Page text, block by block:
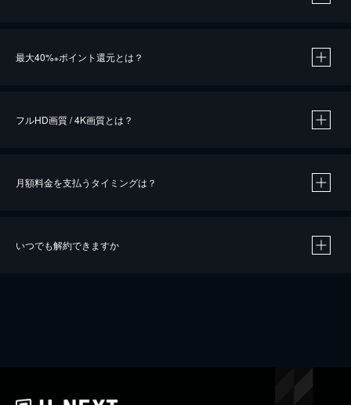
最大40%※ポイント還元とは？
※40％ポイント還元の対象は、クレジットカード決済による作品の購入 / レンタルです。
iOSアプリのUコイン決済による作品の購入 / レンタルは、20％のポイント還元です。
フルHD画質 / 4K画質とは？
月額料金を支払うタイミングは？
いつでも解約できますか